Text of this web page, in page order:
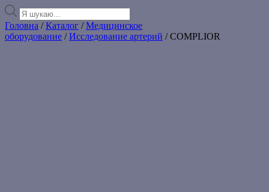
Products
search
Головна /Каталог /Медицинское
оборудование /Исследование артерий / COMPLIOR